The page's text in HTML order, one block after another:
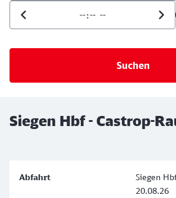
Uhrzeit der Hinfahrt
Siegen Hbf - Castrop-
Siegen
20.08.26